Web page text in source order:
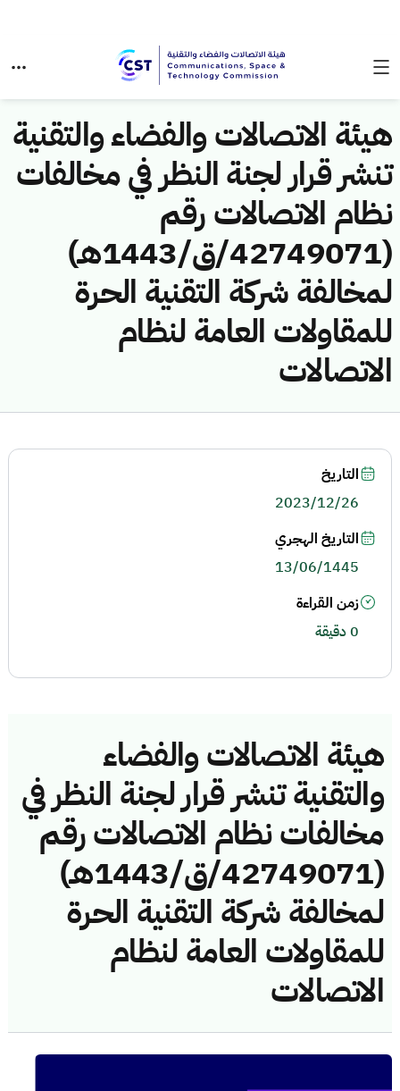
هيئة الاتصالات والفضاء والتقنية
تنشر قرار لجنة النظر في مخالفات
نظام الاتصالات رقم
(42749071/ق/1443هـ)
لمخالفة شركة التقنية الحرة
للمقاولات العامة لنظام
الاتصالات
هيئة الاتصالات والفضاء
والتقنية تنشر قرار لجنة النظر في
مخالفات نظام الاتصالات رقم
(42749071/ق/1443هـ)
لمخالفة شركة التقنية الحرة
للمقاولات العامة لنظام
الاتصالات
التاريخ
2023/12/26
التاريخ الهجري
13/06/1445
زمن القراءة
0 دقيقة